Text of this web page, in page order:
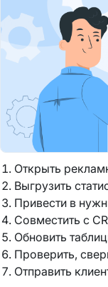
Открыть
Выгрузить
Привести в
Совместить с
Обновить
Проверить,
Отправить